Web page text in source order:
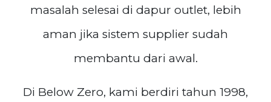
masalah selesai di dapur outlet, lebih
aman jika sistem supplier sudah
membantu dari awal.
Di Below Zero, kami berdiri tahun 1998,